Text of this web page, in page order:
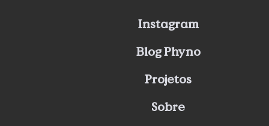
Instagram
Blog Phyno
Projetos
Sobre